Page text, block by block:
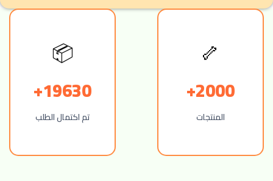
🦴
2000+
المنتجات
📦
19630+
تم اكتمال الطلب